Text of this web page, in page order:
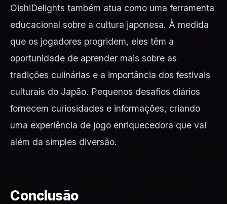
OishiDelights também atua como uma ferramenta
educacional sobre a cultura japonesa. À medida
que os jogadores progridem, eles têm a
oportunidade de aprender mais sobre as
tradições culinárias e a importância dos festivais
culturais do Japão. Pequenos desafios diários
fornecem curiosidades e informações, criando
uma experiência de jogo enriquecedora que vai
além da simples diversão.
Conclusão